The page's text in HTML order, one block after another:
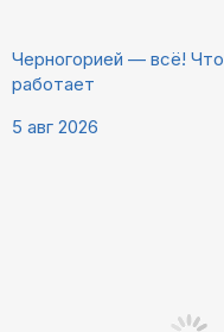
Черногорией — всё!
работает
5 авг 2026